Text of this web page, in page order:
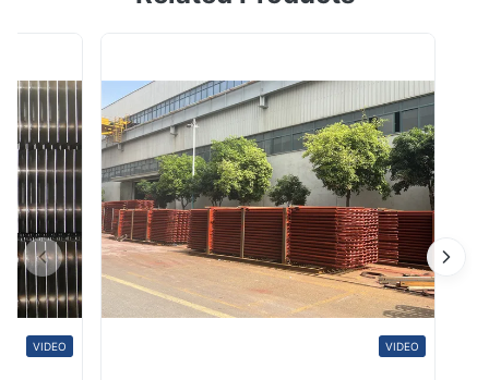
إلى الفضاء الخارجي أو العكس.تُستخدم أنابيب الزعانف في
التطبيقات التي تت...